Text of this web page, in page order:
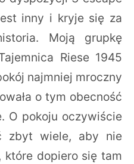
inny i kryje się za
Moją grupkę
Riese 1945
najmniej mroczny
o tym obecność
O pokoju oczywiście
zbyt wiele, aby nie
które dopiero się tam